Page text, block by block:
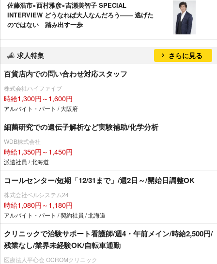
佐藤浩市×西村雅彦×吉瀬美智子 SPECIAL
INTERVIEW どうなれば大人なんだろう―― 逃げた
のではない 踏み出す一歩
求人特集 さらに見る
百貨店内での問い合わせ対応スタッフ
株式会社ハイファイブ
時給1,300円～1,600円
アルバイト・パート / 大阪府
細菌研究での遺伝子解析など実験補助/化学分析
WDB株式会社
時給1,350円～1,450円
派遣社員 / 北海道
コールセンター/短期「12/31まで」/週2日～/開始日調整OK
株式会社ベルシステム24
時給1,080円～1,180円
アルバイト・パート / 契約社員 / 北海道
クリニックで治験サポート看護師/週4・午前メイン/時給2,500円/
残業なし/業界未経験OK/自転車通勤
医療法人平心会 OCROMクリニック